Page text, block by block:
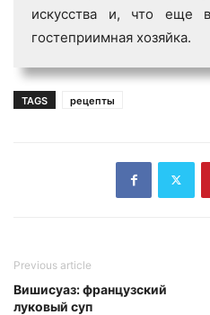
искусства и, что еще
гостеприимная хозяйка.
TAGS рецепты
Previous article
Вишисуаз: французский
луковый суп